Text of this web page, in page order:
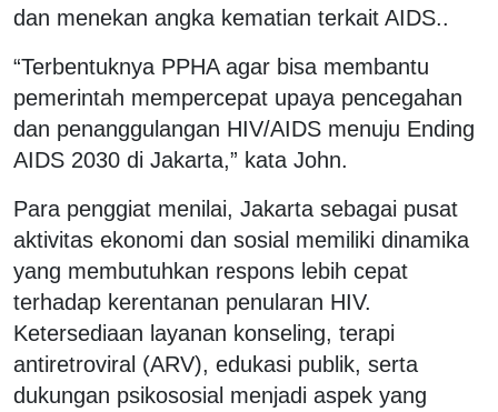
dan menekan angka kematian terkait AIDS..
‎“Terbentuknya PPHA agar bisa membantu
pemerintah mempercepat upaya pencegahan
dan penanggulangan HIV/AIDS menuju Ending
AIDS 2030 di Jakarta,” kata John.
‎Para penggiat menilai, Jakarta sebagai pusat
aktivitas ekonomi dan sosial memiliki dinamika
yang membutuhkan respons lebih cepat
terhadap kerentanan penularan HIV.
Ketersediaan layanan konseling, terapi
antiretroviral (ARV), edukasi publik, serta
dukungan psikososial menjadi aspek yang